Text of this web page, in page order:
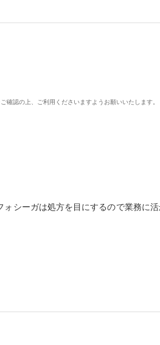
認の上、ご利用くださいますようお願いいたします。
シーガは処方を目にするので業務に